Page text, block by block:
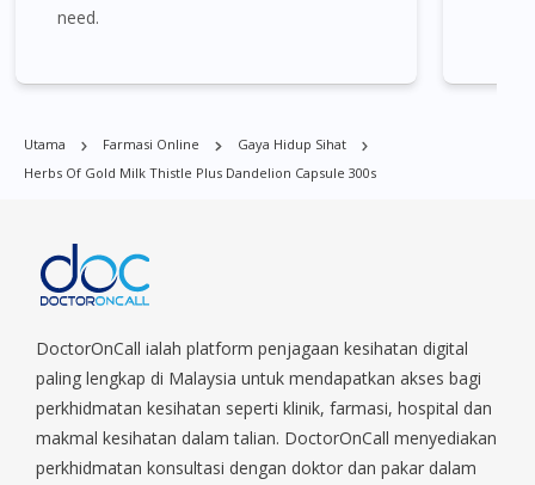
Herbs Of Gold Milk Thistle Plus Dandelion Capsule 300s boleh
Clementi, Chinatown, Commonwealt, City Hall, Clarke Quay,
Changi Airport, Changi Village, Clementi Park, Dairy Farm,
Kallang/ Whampoa, Lim Chu Kang, Marine Parade, Marina,
Macpherson, Mandai, Newton, Novena, Orchard, Pasir Ris,
Rochor, River Valley, Sembawang, Sengkang, Serangoon,
Serangoon Rd, Seletar, Tampines, Toa Payoh, Tanjong Pagar,
Telok Blangah, Tanglin, Thomson, Tuas, Tengah, Upper East
Coast, Upper Bukit Timah, Upper Thomson, Woodlands, West
Coast, Yishun, Yio Chu Kang.
need.
Utama Farmasi Online
Gaya Hidup Sihat
Herbs Of Gold Milk Thistle Plus Dandelion Capsule 300s
DoctorOnCall ialah platform penjagaan kesihatan digital
paling lengkap di Malaysia untuk mendapatkan akses bagi
perkhidmatan kesihatan seperti klinik, farmasi, hospital dan
makmal kesihatan dalam talian. DoctorOnCall menyediakan
perkhidmatan konsultasi dengan doktor dan pakar dalam